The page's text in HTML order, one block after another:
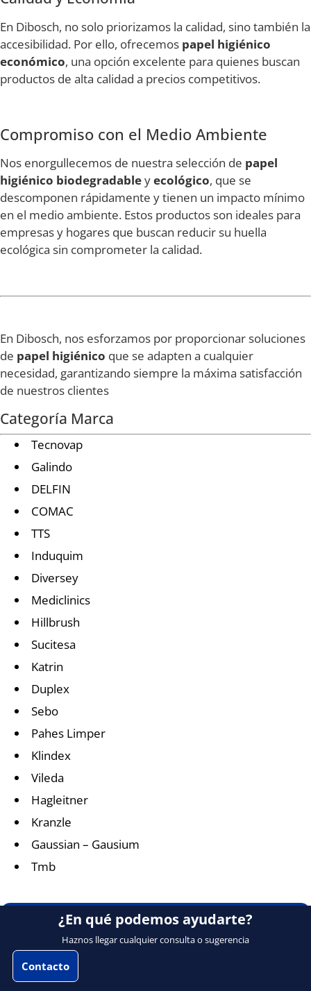
En Dibosch, no solo priorizamos la calidad, sino también la
accesibilidad. Por ello, ofrecemos papel higiénico
económico, una opción excelente para quienes buscan
productos de alta calidad a precios competitivos.
Compromiso con el Medio Ambiente
Nos enorgullecemos de nuestra selección de papel
higiénico biodegradableyecológico, que se
descomponen rápidamente y tienen un impacto mínimo
en el medio ambiente. Estos productos son ideales para
empresas y hogares que buscan reducir su huella
ecológica sin comprometer la calidad.
En Dibosch, nos esforzamos por proporcionar soluciones
de papel higiénico que se adapten a cualquier
necesidad, garantizando siempre la máxima satisfacción
de nuestros clientes
Categoría Marca
Tecnovap
Galindo
DELFIN
COMAC
TTS
Induquim
Diversey
Mediclinics
Hillbrush
Sucitesa
Katrin
Duplex
Sebo
Pahes Limper
Klindex
Vileda
Hagleitner
Kranzle
Gaussian – Gausium
Tmb
¿En qué podemos ayudarte?
Haznos llegar cualquier consulta o sugerencia
Contacto